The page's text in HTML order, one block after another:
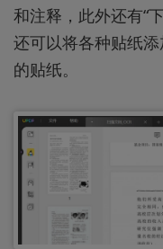
和注释，此外还有“
还可以将各种贴纸
的贴纸。